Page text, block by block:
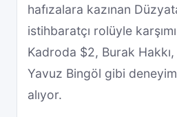
hafızalara kazınan
istihbaratçı rolüyle
Kadroda $2, Burak Hakkı,
Yavuz Bingöl gibi
alıyor.